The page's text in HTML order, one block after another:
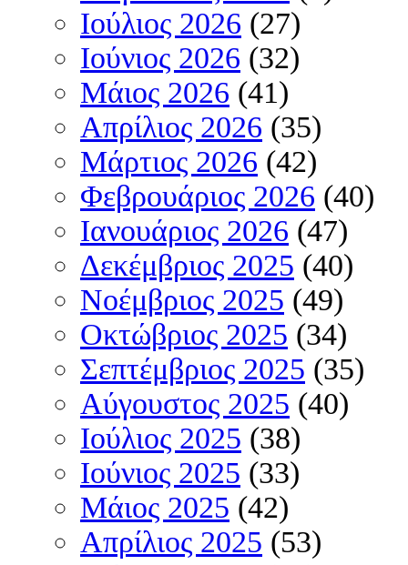
Ιούλιος 2026 (27)
Ιούνιος 2026 (32)
Μάιος 2026 (41)
Απρίλιος 2026 (35)
Μάρτιος 2026 (42)
Φεβρουάριος 2026 (40)
Ιανουάριος 2026 (47)
Δεκέμβριος 2025 (40)
Νοέμβριος 2025 (49)
Οκτώβριος 2025 (34)
Σεπτέμβριος 2025 (35)
Αύγουστος 2025 (40)
Ιούλιος 2025 (38)
Ιούνιος 2025 (33)
Μάιος 2025 (42)
Απρίλιος 2025 (53)